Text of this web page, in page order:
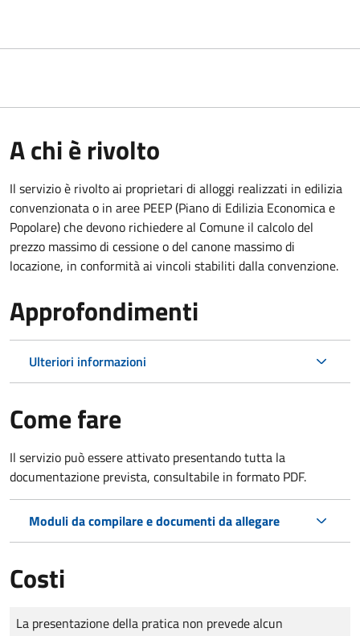
A chi è rivolto
Il servizio è rivolto ai proprietari di alloggi realizzati in edilizia
convenzionata o in aree PEEP (Piano di Edilizia Economica e
Popolare) che devono richiedere al Comune il calcolo del
prezzo massimo di cessione o del canone massimo di
locazione, in conformità ai vincoli stabiliti dalla convenzione.
Approfondimenti
Ulteriori informazioni
Come fare
Il servizio può essere attivato presentando tutta la
documentazione prevista, consultabile in formato PDF.
Moduli da compilare e documenti da allegare
Costi
Tipo di pagamento
Importo
La presentazione della pratica non prevede alcun